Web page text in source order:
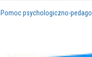
Pomoc psychologiczno-